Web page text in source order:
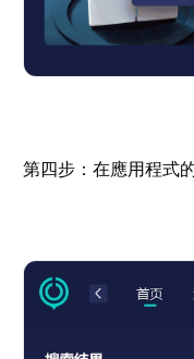
第四步：在應用程式